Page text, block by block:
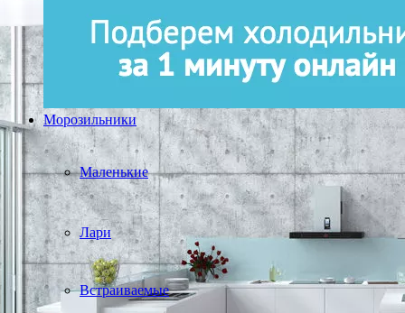
Морозильники
Маленькие
Лари
Встраиваемые